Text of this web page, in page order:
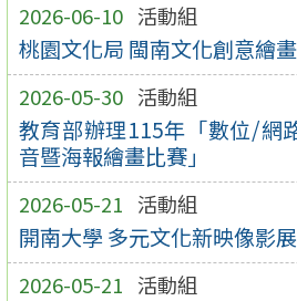
2026-06-10 活動組
桃園文化局 閩南文化創意繪
2026-05-30 活動組
教育部辦理115年「數位/網
音暨海報繪畫比賽」
2026-05-21 活動組
開南大學 多元文化新映像影
2026-05-21 活動組